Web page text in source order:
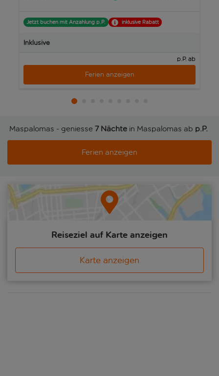
Jetzt buchen mit Anzahlung p.P. inklusive Rabatt
Inklusive
p.P. ab
Ferien anzeigen
Maspalomas - geniesse 7 Nächte in Maspalomas ab p.P.
Ferien anzeigen
Reiseziel auf Karte anzeigen
Karte anzeigen